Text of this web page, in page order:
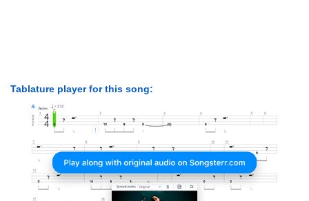
Tablature player for this song: